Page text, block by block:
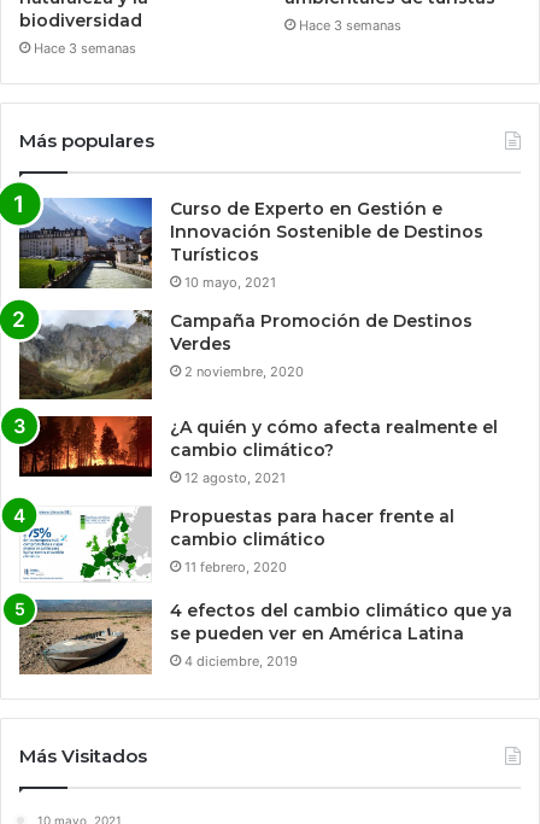
biodiversidad
Hace 3 semanas
Hace 3 semanas
Más populares
Curso de Experto en Gestión e
Innovación Sostenible de Destinos
Turísticos
10 mayo, 2021
Campaña Promoción de Destinos
Verdes
2 noviembre, 2020
¿A quién y cómo afecta realmente el
cambio climático?
12 agosto, 2021
Propuestas para hacer frente al
cambio climático
11 febrero, 2020
4 efectos del cambio climático que ya
se pueden ver en América Latina
4 diciembre, 2019
Más Visitados
10 mayo, 2021